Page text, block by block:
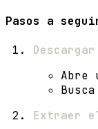
Pasos a
Abre
Extraer